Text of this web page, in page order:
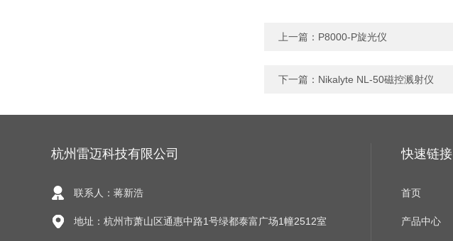
上一篇： P8000-P旋光仪
下一篇： Nikalyte NL-50磁控溅射仪
杭州雷迈科技有限公司
联系人：蒋新浩
地址：杭州市萧山区通惠中路1号绿都泰富广场1幢2512室
快速链接
首页
产品中心